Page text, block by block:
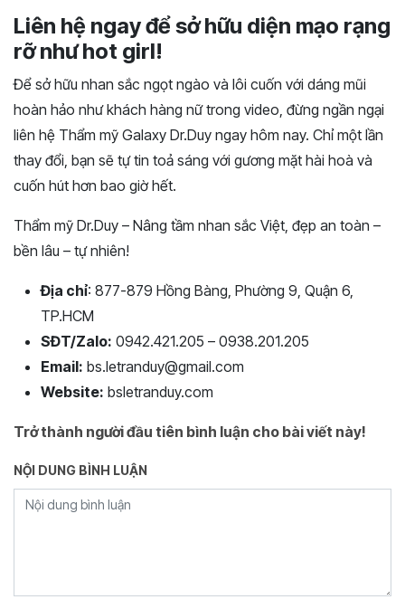
Liên hệ ngay để sở hữu diện mạo rạng
rỡ như hot girl!
Để sở hữu nhan sắc ngọt ngào và lôi cuốn với dáng mũi
hoàn hảo như khách hàng nữ trong video, đừng ngần ngại
liên hệ Thẩm mỹ Galaxy Dr.Duy ngay hôm nay. Chỉ một lần
thay đổi, bạn sẽ tự tin toả sáng với gương mặt hài hoà và
cuốn hút hơn bao giờ hết.
Thẩm mỹ Dr.Duy – Nâng tầm nhan sắc Việt, đẹp an toàn –
bền lâu – tự nhiên!
Địa chỉ: 877-879 Hồng Bàng, Phường 9, Quận 6,
TP.HCM
SĐT/Zalo: 0942.421.205 – 0938.201.205
Email: bs.letranduy@gmail.com
Website: bsletranduy.com
Trở thành người đầu tiên bình luận cho bài viết này!
NỘI DUNG BÌNH LUẬN